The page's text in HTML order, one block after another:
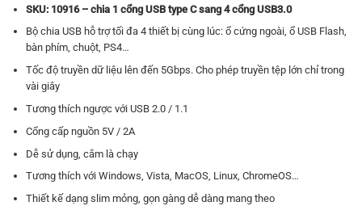
SKU: 10916 – chia 1 cổng USB type C sang 4 cổng USB3.0
Bộ chia USB hỗ trợ tối đa 4 thiết bị cùng lúc: ổ cứng ngoài, ổ USB Flash,
bàn phím, chuột, PS4…
Tốc độ truyền dữ liệu lên đến 5Gbps. Cho phép truyền tệp lớn chỉ trong
vài giây
Tương thích ngược với USB 2.0 / 1.1
Cổng cấp nguồn 5V / 2A
Dễ sử dụng, cắm là chạy
Tương thích với Windows, Vista, MacOS, Linux, ChromeOS…
Thiết kế dạng slim mỏng, gọn gàng dễ dàng mang theo